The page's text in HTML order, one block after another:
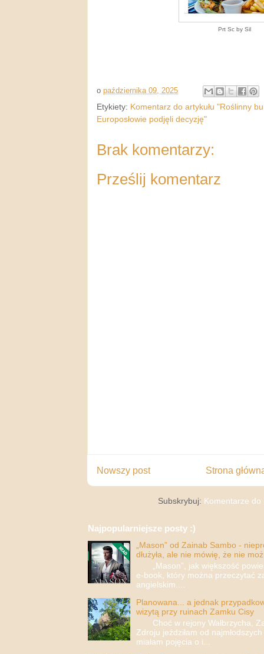
Prt Sc by Sil
o października 09, 2025
Etykiety: Komentarz do artykułu "Roślinny
Europosłowie podjęli decyzję"
Brak komentarzy:
Prześlij komentarz
Nowszy post Strona
Subskrybuj: Komentarze do
Najpopularniejsze posty :)
„Mason” od Zainab Sambo -
dłużyła, ale nie mówię, że nie
„Mason”, jak większość
e-book, który można przeczytać
angielskim....
Planowana... a jednak
wizytą przy ruinach Zamku Cisy
Choć w rejony Wałbrzycha,
Zdroju jeździłam od
miałam pojęcia o i...